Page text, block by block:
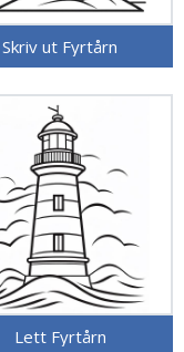
Skriv ut Fyrtårn
Lett Fyrtårn